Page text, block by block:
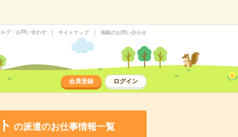
プ・お問い合わせ サイトマップ 掲載のお問い合わせ
会員登録 ログイン
の派遣のお仕事情報一覧